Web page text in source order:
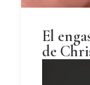
El
de